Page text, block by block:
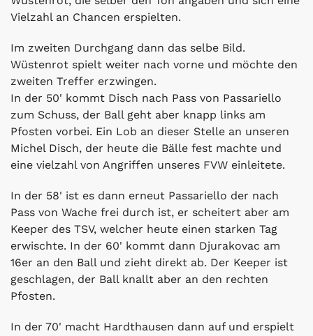
Vielzahl an Chancen erspielten.
Im zweiten Durchgang dann das selbe Bild.
Wüstenrot spielt weiter nach vorne und möchte den
zweiten Treffer erzwingen.
In der 50' kommt Disch nach Pass von Passariello
zum Schuss, der Ball geht aber knapp links am
Pfosten vorbei. Ein Lob an dieser Stelle an unseren
Michel Disch, der heute die Bälle fest machte und
eine vielzahl von Angriffen unseres FVW einleitete.
In der 58' ist es dann erneut Passariello der nach
Pass von Wache frei durch ist, er scheitert aber am
Keeper des TSV, welcher heute einen starken Tag
erwischte. In der 60' kommt dann Djurakovac am
16er an den Ball und zieht direkt ab. Der Keeper ist
geschlagen, der Ball knallt aber an den rechten
Pfosten.
In der 70' macht Hardthausen dann auf und erspielt